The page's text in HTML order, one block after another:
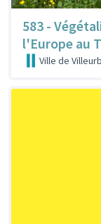
583 -
l'Europe au
Ville de